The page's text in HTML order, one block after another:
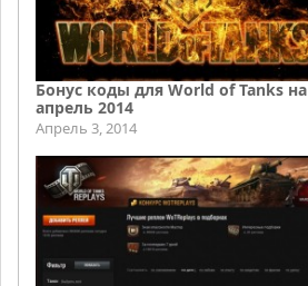
Бонус коды для World of Tanks на
апрель 2014
Апрель 3, 2014